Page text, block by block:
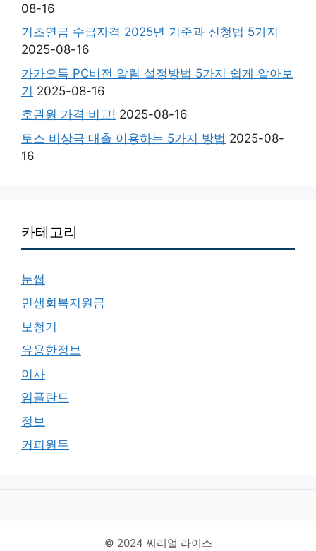
08-16
기초연금 수급자격 2025년 기준과 신청법 5가지
2025-08-16
카카오톡 PC버전 알림 설정방법 5가지 쉽게 알아보
기 2025-08-16
호관원 가격 비교! 2025-08-16
토스 비상금 대출 이용하는 5가지 방법 2025-08-
16
카테고리
눈썹
민생회복지원금
보청기
유용한정보
이사
임플란트
정보
커피원두
© 2024 씨리얼 라이스